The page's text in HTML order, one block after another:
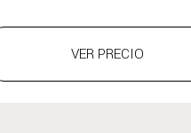
VER PRECIO